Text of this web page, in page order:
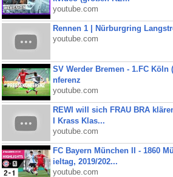
youtube.com
Rennen 1 | Nürburgring
youtube.com
SV Werder Bremen - 1.FC Köln
nferenz
youtube.com
REWI will sich FRAU BRA
I Krass Klas...
youtube.com
FC Bayern München II - 1860
ieltag, 2019/202...
youtube.com